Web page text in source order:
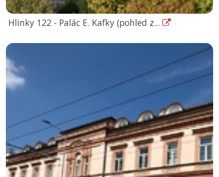
Hlinky 122 - Palác E. Kafky (pohled z...